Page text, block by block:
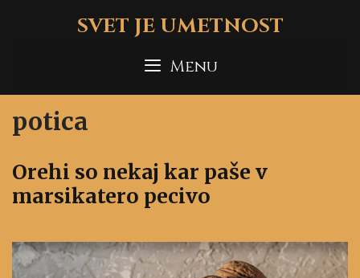
SVET JE UMETNOST
Menu
potica
Orehi so nekaj kar paše v
marsikatero pecivo